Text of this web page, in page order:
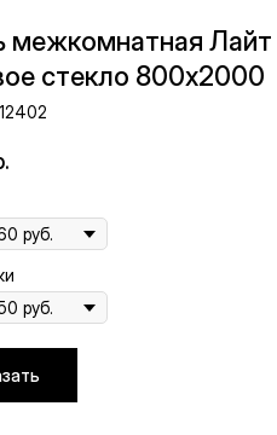
двери за вас
двери уже 25 лет и
а мы подберём идеальный
межкомнатная
стекло 800х2000
12402